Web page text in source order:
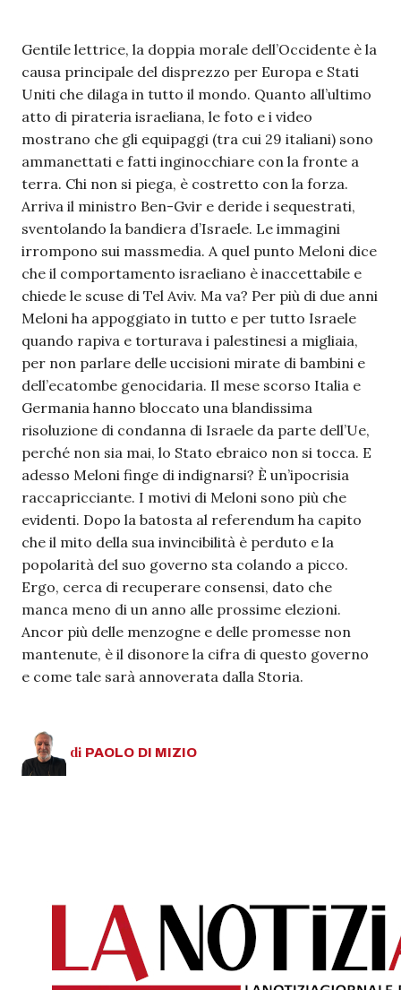
Gentile lettrice, la doppia morale dell’Occidente è la
causa principale del disprezzo per Europa e Stati
Uniti che dilaga in tutto il mondo. Quanto all’ultimo
atto di pirateria israeliana, le foto e i video
mostrano che gli equipaggi (tra cui 29 italiani) sono
ammanettati e fatti inginocchiare con la fronte a
terra. Chi non si piega, è costretto con la forza.
Arriva il ministro Ben-Gvir e deride i sequestrati,
sventolando la bandiera d’Israele. Le immagini
irrompono sui massmedia. A quel punto Meloni dice
che il comportamento israeliano è inaccettabile e
chiede le scuse di Tel Aviv. Ma va? Per più di due anni
Meloni ha appoggiato in tutto e per tutto Israele
quando rapiva e torturava i palestinesi a migliaia,
per non parlare delle uccisioni mirate di bambini e
dell’ecatombe genocidaria. Il mese scorso Italia e
Germania hanno bloccato una blandissima
risoluzione di condanna di Israele da parte dell’Ue,
perché non sia mai, lo Stato ebraico non si tocca. E
adesso Meloni finge di indignarsi? È un’ipocrisia
raccapricciante. I motivi di Meloni sono più che
evidenti. Dopo la batosta al referendum ha capito
che il mito della sua invincibilità è perduto e la
popolarità del suo governo sta colando a picco.
Ergo, cerca di recuperare consensi, dato che
manca meno di un anno alle prossime elezioni.
Ancor più delle menzogne e delle promesse non
mantenute, è il disonore la cifra di questo governo
e come tale sarà annoverata dalla Storia.
di PAOLO DI MIZIO